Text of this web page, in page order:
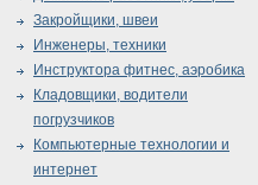
Закройщики, швеи
Инженеры, техники
Инструктора фитнес, аэробика
Кладовщики, водители
погрузчиков
Компьютерные технологии и
интернет